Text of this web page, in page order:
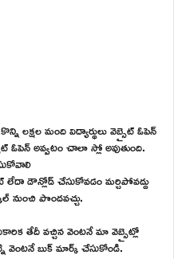
లక్షల మంది విద్యార్థులు వెబ్సైట్ ఓపెన్
ఓపెన్ అవ్వటం చాలా స్లో అవుతుంది.
లేదా డౌన్లోడ్ చేసుకోవడం మర్చిపోవద్దు
నుంచి పొందవచ్చు.
తేదీ వచ్చిన వెంటనే మా వెబ్సైట్లో
వెంటనే బుక్ మార్క్ చేసుకోండి.